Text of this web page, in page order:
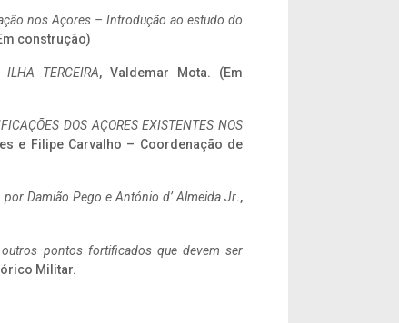
nos Açores – Introdução ao estudo do
construção)
ILHA TERCEIRA, Valdemar Mota. (Em
DOS AÇORES EXISTENTES NOS
e Filipe Carvalho – Coordenação de
por Damião Pego e António d’ Almeida Jr.,
pontos fortificados que devem ser
Militar.